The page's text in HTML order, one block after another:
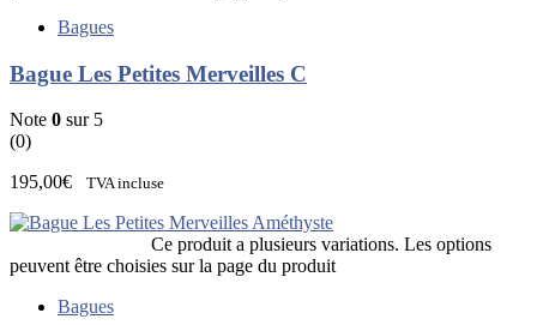
Bagues
Bague Les Petites Merveilles C
Note 0 sur 5
(0)
195,00€ TVA incluse
Ce produit a plusieurs variations. Les options
peuvent être choisies sur la page du produit
Bagues